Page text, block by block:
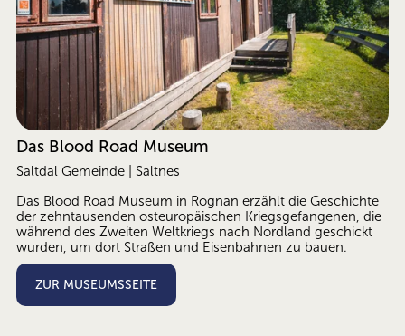
Das Blood Road Museum
Saltdal Gemeinde | Saltnes
Das Blood Road Museum in Rognan erzählt die Geschichte
der zehntausenden osteuropäischen Kriegsgefangenen, die
während des Zweiten Weltkriegs nach Nordland geschickt
wurden, um dort Straßen und Eisenbahnen zu bauen.
ZUR MUSEUMSSEITE